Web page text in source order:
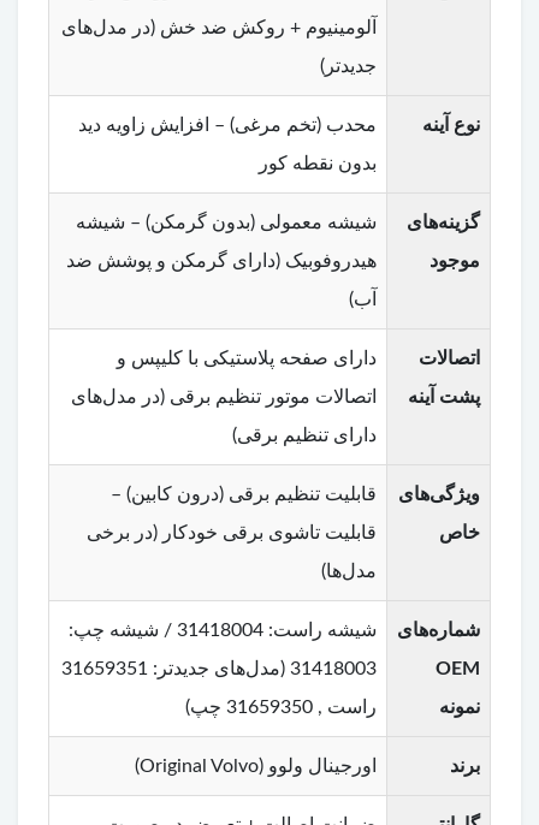
آلومینیوم + روکش ضد خش (در مدل‌های
جدیدتر)
نوع آینه
محدب (تخم مرغی) – افزایش زاویه دید
بدون نقطه کور
گزینه‌های
موجود
شیشه معمولی (بدون گرمکن) – شیشه
هیدروفوبیک (دارای گرمکن و پوشش ضد
آب)
اتصالات
پشت آینه
دارای صفحه پلاستیکی با کلیپس و
اتصالات موتور تنظیم برقی (در مدل‌های
دارای تنظیم برقی)
ویژگی‌های
خاص
قابلیت تنظیم برقی (درون کابین) –
قابلیت تاشوی برقی خودکار (در برخی
مدل‌ها)
شماره‌های
OEM
نمونه
شیشه راست: 31418004 / شیشه چپ:
31418003 (مدل‌های جدیدتر: 31659351
راست , 31659350 چپ)
برند اورجینال ولوو (Original Volvo)